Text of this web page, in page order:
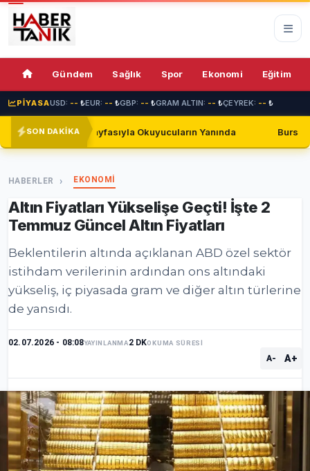
Gündem Sağlık Spor Ekonomi Eğitim
PİYASAUSD: -- ₺EUR: -- ₺GBP: -- ₺GRAM ALTIN: -- ₺ÇEYREK: -- ₺
SON DAKİKA
Okuyucuların Yanında Bursaspor, Shakhtar
75%
HABERLER EKONOMİ
Altın Fiyatları Yükselişe Geçti! İşte 2
Temmuz Güncel Altın Fiyatları
Beklentilerin altında açıklanan ABD özel sektör
istihdam verilerinin ardından ons altındaki
yükseliş, iç piyasada gram ve diğer altın türlerine
de yansıdı.
02.07.2026 - 08:08YAYINLANMA2 DKOKUMA SÜRESİ
A- A+